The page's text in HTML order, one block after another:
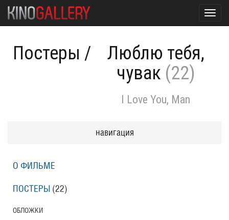
Постеры /
Люблю тебя,
чувак (22)
I Love You, Man
навигация
О ФИЛЬМЕ
ПОСТЕРЫ (22)
ОБЛОЖКИ